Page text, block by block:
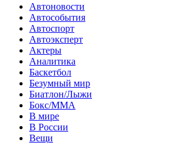
Автоновости
Автособытия
Автоспорт
Автоэксперт
Актеры
Аналитика
Баскетбол
Безумный мир
Биатлон/Лыжи
Бокс/MMA
В мире
В России
Вещи